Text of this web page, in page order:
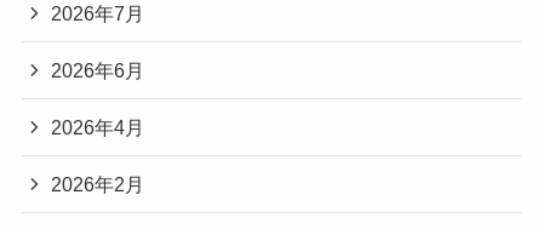
2026年7月
2026年6月
2026年4月
2026年2月